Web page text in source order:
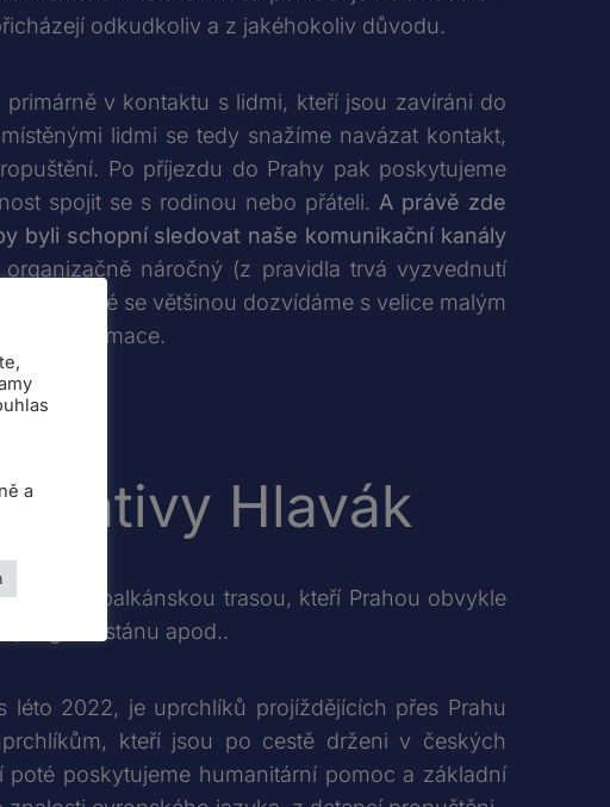
odkudkoliv a z jakéhokoliv důvodu.
v kontaktu s lidmi, kteří jsou zavíráni do
lidmi se tedy snažíme navázat kontakt,
Po příjezdu do Prahy pak poskytujeme
spojit se s rodinou nebo přáteli. A právě zde
byli schopní sledovat naše komunikační kanály
náročný (z pravidla trvá vyzvednutí
lidé se většinou dozvídáme s velice malým
informace.
Hlavák
tzv. balkánskou trasou, kteří Prahou obvykle
Afghánistánu apod..
2022, je uprchlíků projíždějících přes Prahu
kteří jsou po cestě drženi v českých
poskytujeme humanitární pomoc a základní
a